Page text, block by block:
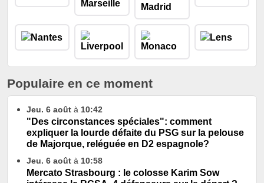
Populaire en ce moment
Jeu. 6 août à 10:42
"Des circonstances spéciales": comment
expliquer la lourde défaite du PSG sur la pelouse
de Majorque, reléguée en D2 espagnole?
Jeu. 6 août à 10:58
Mercato Strasbourg : le colosse Karim Sow